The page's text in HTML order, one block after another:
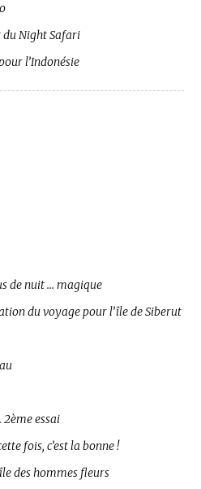
du Night Safari
l’Indonésie
de nuit … magique
du voyage pour l’île de Siberut
essai
fois, c’est la bonne !
des hommes fleurs